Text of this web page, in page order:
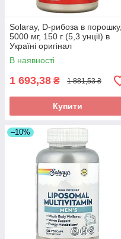
Solaray, D-рибоза в порошку,
5000 мг, 150 г (5,3 унції) в
Україні оригінал
В наявності
1 693,38 ₴ 1 881,53 ₴
Купити
–10%